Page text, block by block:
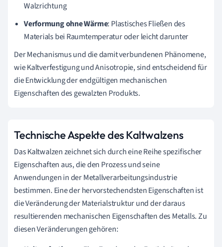
Walzrichtung
Verformung ohne Wärme: Plastisches Fließen des
Materials bei Raumtemperatur oder leicht darunter
Der Mechanismus und die damit verbundenen Phänomene,
wie Kaltverfestigung und Anisotropie, sind entscheidend für
die Entwicklung der endgültigen mechanischen
Eigenschaften des gewalzten Produkts.
Technische Aspekte des Kaltwalzens
Das Kaltwalzen zeichnet sich durch eine Reihe spezifischer
Eigenschaften aus, die den Prozess und seine
Anwendungen in der Metallverarbeitungsindustrie
bestimmen. Eine der hervorstechendsten Eigenschaften ist
die Veränderung der Materialstruktur und der daraus
resultierenden mechanischen Eigenschaften des Metalls. Zu
diesen Veränderungen gehören: